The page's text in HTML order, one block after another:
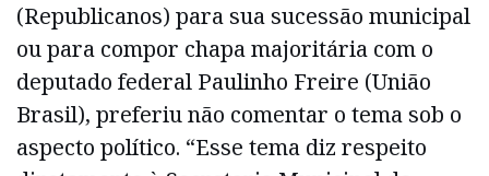
(Republicanos) para sua sucessão municipal
ou para compor chapa majoritária com o
deputado federal Paulinho Freire (União
Brasil), preferiu não comentar o tema sob o
aspecto político. “Esse tema diz respeito